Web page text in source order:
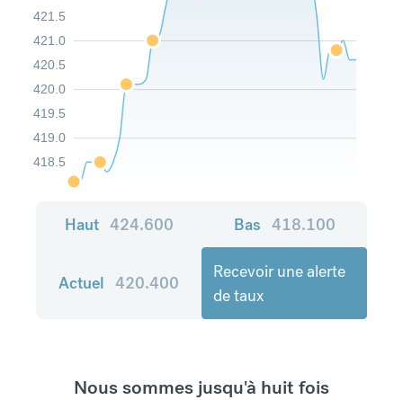
418.5
419.0
419.5
420.0
420.5
421.0
421.5
Haut 424.600 Bas 418.100
Actuel 420.400
Recevoir une alerte
de taux
Nous sommes jusqu'à huit fois